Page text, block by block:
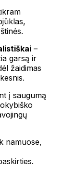
–
garsą ir
žaidimas
į saugumą
namuose,